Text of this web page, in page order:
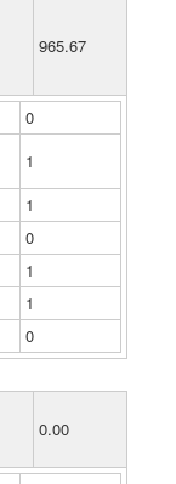
965.67
0
1
1
0
1
1
0
0.00